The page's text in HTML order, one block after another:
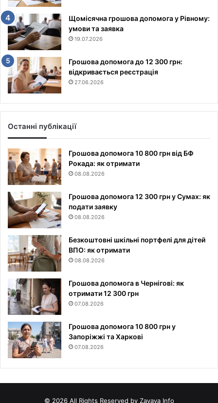
Щомісячна грошова допомога у Рівному:
умови та заявка
19.07.2026
Грошова допомога до 12 300 грн:
відкривається реєстрація
27.06.2026
Останні публікації
Грошова допомога 10 800 грн від БФ
Рокада: як отримати
08.08.2026
Грошова допомога 12 300 грн у Сумах: як
подати заявку
08.08.2026
Безкоштовні шкільні портфелі для дітей
ВПО: як отримати
08.08.2026
Грошова допомога в Чернігові: як
отримати 12 300 грн
07.08.2026
Грошова допомога 10 800 грн у
Запоріжжі та Харкові
07.08.2026
© 2026 All Rights Reserved by Zayava Info